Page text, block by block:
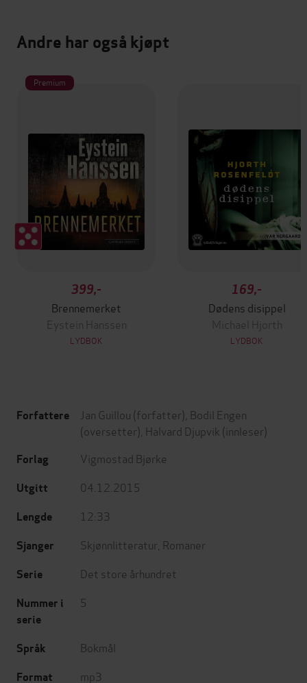
Andre har også kjøpt
Premium
399,-
Brennemerket
Eystein Hanssen
LYDBOK
169,-
Dødens disippel
Michael Hjorth
LYDBOK
Forfattere Jan Guillou (forfatter), Bodil Engen
(oversetter), Halvard Djupvik (innleser)
Forlag Vigmostad Bjørke
Utgitt 04.12.2015
Lengde 12:33
Sjanger Skjønnlitteratur Romaner
Serie Det store århundret
Nummer i
serie
5
Språk Bokmål
Format mp3